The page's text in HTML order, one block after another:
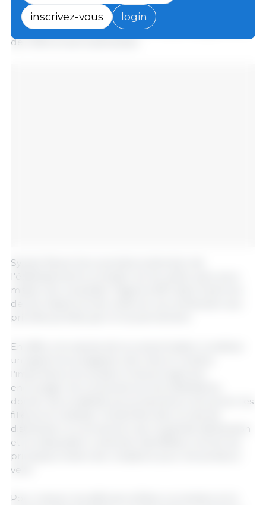
consommation dans tous les circuits et posant le
constat pour la production d’un enjeu d’alignement
de l’offre et de la demande.
Sylvain Reverchon prendra la direction de
l'établissement à compter du 1er juillet, avec pour
mission de consolider l'Agence BIO dans l'exercice
de ses missions et de renforcer sa contribution aux
priorités portées par le Gouvernement.
En effet, si la reprise de la consommation constitue
un signal encourageant, elle met en lumière
l’importance du soutien à l'amont agricole :
encourager les conversions et les installations,
donner de la visibilité aux producteurs, structurer les
filières et mobiliser l'ensemble des circuits de
distribution, à commencer par la grande distribution
et la restauration collective, identifiées comme les
principaux leviers de croissance pour les années à
venir.
Pour relever les défis de la filière, la ministre et le
inscrivez-vous login